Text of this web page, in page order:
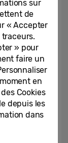
du
Ce
The
d’art
dans le
sur
de
« Accepter
» pour
faire un
en
Cookies
depuis les
dans